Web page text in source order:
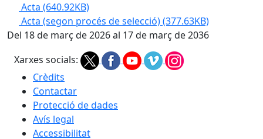
Acta (640.92KB)
Acta (segon procés de selecció)(377.63KB)
Del 18 de març de 2026 al 17 de març de 2036
Xarxes socials:
Crèdits
Contactar
Protecció de dades
Avís legal
Accessibilitat